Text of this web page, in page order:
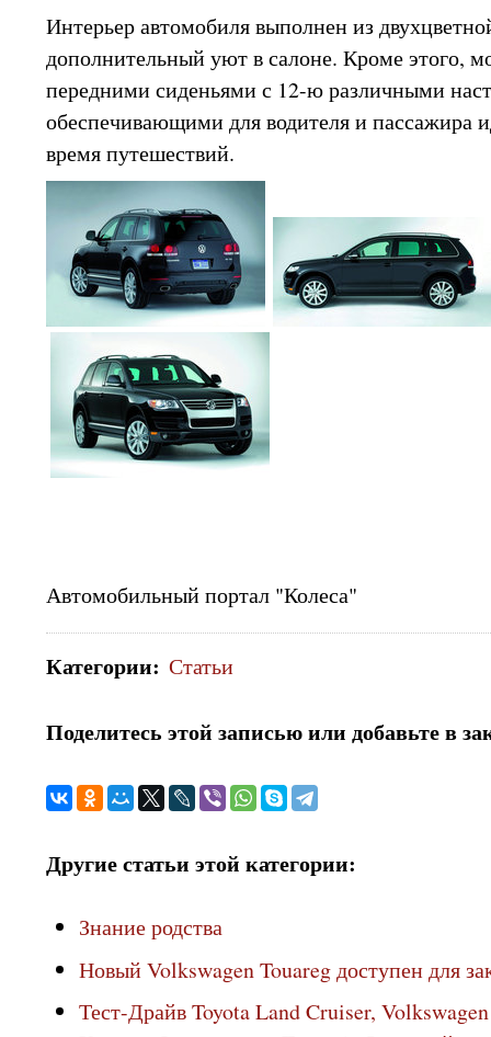
Интерьер автомобиля выполнен из
дополнительный уют в салоне. Кроме этого,
передними сиденьями с 12-ю различными
обеспечивающими для водителя и пассажира
время путешествий.
Автомобильный портал "Колеса"
Категории: Статьи
Поделитесь этой записью или добавьте в
Другие статьи этой категории:
Знание родства
Новый Volkswagen Touareg доступен для
Тест-Драйв Toyota Land Cruiser,